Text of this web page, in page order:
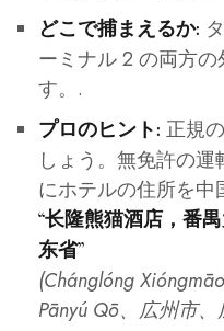
どこで捕まえるか:
ーミナル 2 の両方
す。.
プロのヒント: 正規
しょう。無免許の
にホテルの住所を中
“长隆熊猫酒店，番
东省”
(Chánglóng
Pānyú Qō、広州市